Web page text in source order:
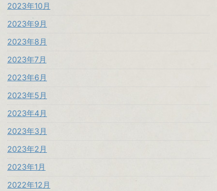
2023年10月
2023年9月
2023年8月
2023年7月
2023年6月
2023年5月
2023年4月
2023年3月
2023年2月
2023年1月
2022年12月